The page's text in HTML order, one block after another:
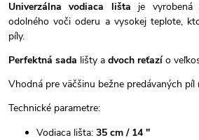
Univerzálna vodiaca lišta je vyrobená
odolného voči oderu a vysokej teplote,
píly.
Perfektná sada lišty a dvoch reťazío
Vhodná pre väčšinu bežne predávaných píl
Technické parametre:
Vodiaca lišta: 35 cm / 14 "